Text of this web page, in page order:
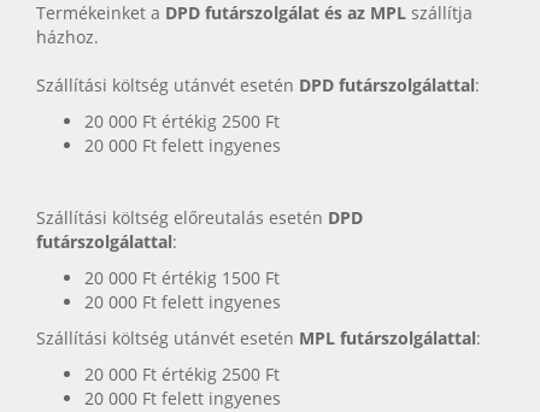
Termékeinket a DPD futárszolgálat és az MPL szállítja
házhoz.
Szállítási költség utánvét esetén DPD futárszolgálattal:
20 000 Ft értékig 2500 Ft
20 000 Ft felett ingyenes
Szállítási költség előreutalás esetén DPD
futárszolgálattal:
20 000 Ft értékig 1500 Ft
20 000 Ft felett ingyenes
Szállítási költség utánvét esetén MPL futárszolgálattal:
20 000 Ft értékig 2500 Ft
20 000 Ft felett ingyenes